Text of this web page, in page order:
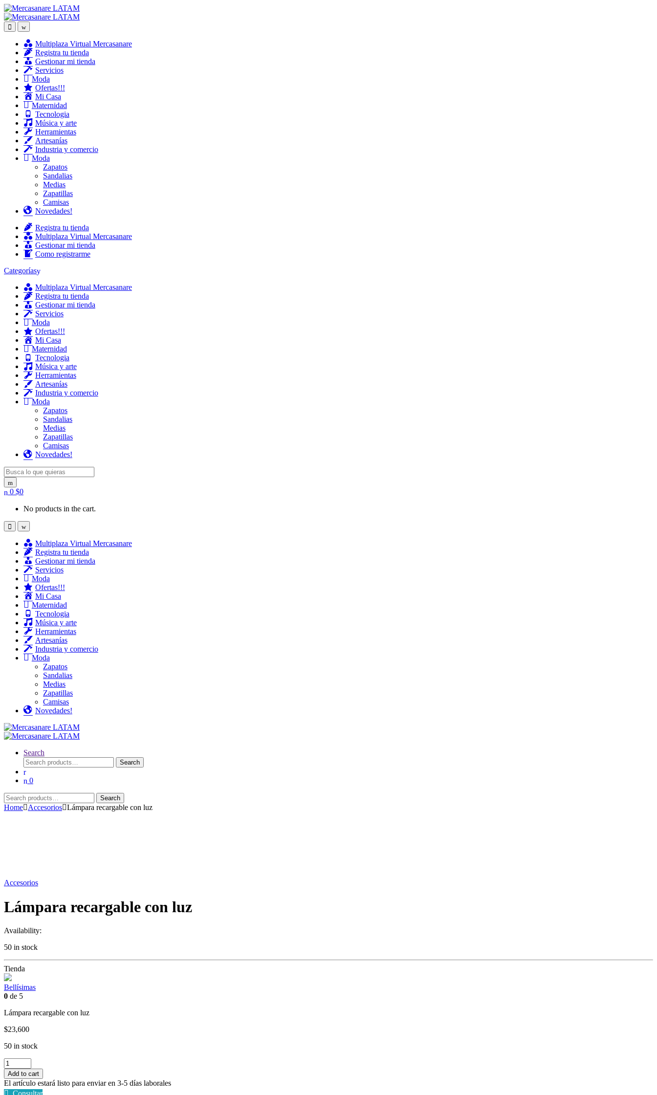
Skip
to
navigation
Skip
to
content
Multiplaza Virtual Mercasanare
Registra tu tienda
Gestionar mi tienda
Servicios
Moda
Ofertas!!!
Mi Casa
Maternidad
Tecnologia
Música y arte
Herramientas
Artesanías
Industria y comercio
Moda
Zapatos
Sandalias
Medias
Zapatillas
Camisas
Novedades!
Registra tu tienda
Multiplaza Virtual Mercasanare
Gestionar mi tienda
Como registrarme
Categorías
Multiplaza Virtual Mercasanare
Registra tu tienda
Gestionar mi tienda
Servicios
Moda
Ofertas!!!
Mi Casa
Maternidad
Tecnologia
Música y arte
Herramientas
Artesanías
Industria y comercio
Moda
Zapatos
Sandalias
Medias
Zapatillas
Camisas
Novedades!
Search for:
0 $0
No products in the cart.
Multiplaza Virtual Mercasanare
Registra tu tienda
Gestionar mi tienda
Servicios
Moda
Ofertas!!!
Mi Casa
Maternidad
Tecnologia
Música y arte
Herramientas
Artesanías
Industria y comercio
Moda
Zapatos
Sandalias
Medias
Zapatillas
Camisas
Novedades!
Search
Search
for:
Search
0
Search
for:
Search
Home Accesorios Lámpara recargable con luz
Accesorios
Lámpara recargable con luz
Availability:
50 in stock
Tienda
Bellísimas
0 de 5
Lámpara recargable con luz
$23,600
50 in stock
Lámpara
recargable
con
luz
Add to cart
El artículo estará listo para enviar en 3-5 días laborales